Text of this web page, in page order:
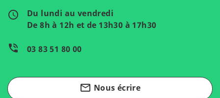
access_time
Du lundi au vendredi
De 8h à 12h et de 13h30 à 17h30
phone_in_talk 03 83 51 80 00
mail_outline Nous écrire